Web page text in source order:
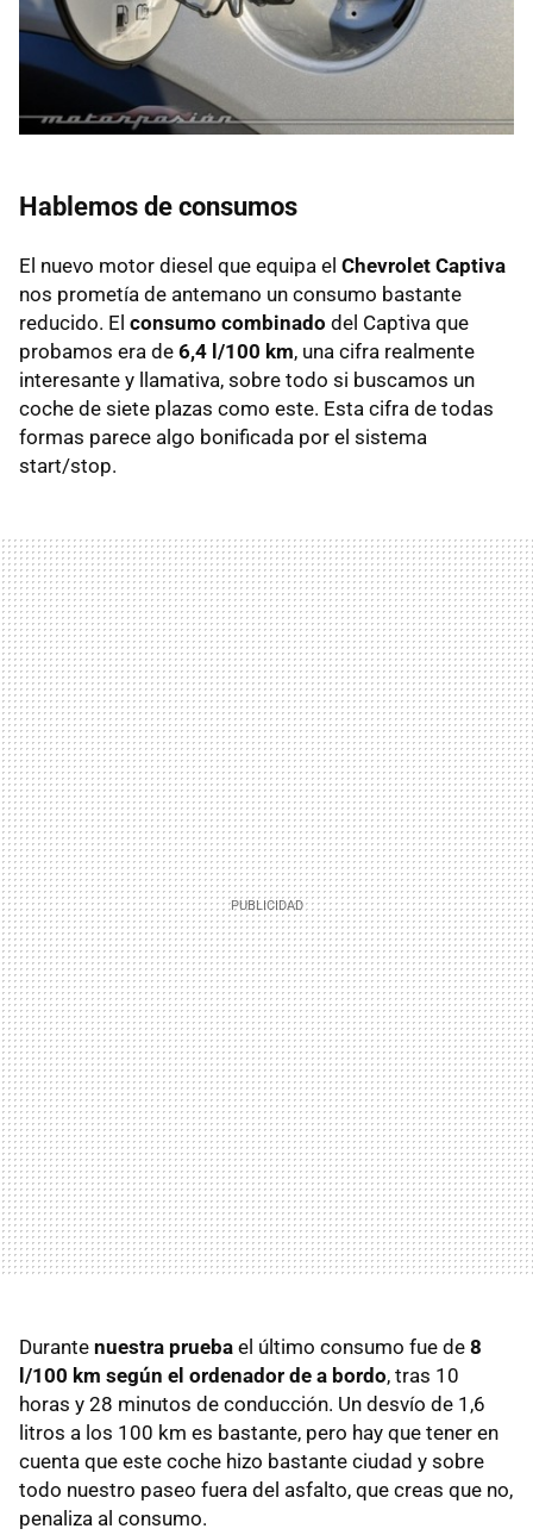
Hablemos de consumos
El nuevo motor diesel que equipa el Chevrolet Captiva
nos prometía de antemano un consumo bastante
reducido. El consumo combinado del Captiva que
probamos era de 6,4 l/100 km, una cifra realmente
interesante y llamativa, sobre todo si buscamos un
coche de siete plazas como este. Esta cifra de todas
formas parece algo bonificada por el sistema
start/stop.
Durante nuestra prueba el último consumo fue de 8
l/100 km según el ordenador de a bordo, tras 10
horas y 28 minutos de conducción. Un desvío de 1,6
litros a los 100 km es bastante, pero hay que tener en
cuenta que este coche hizo bastante ciudad y sobre
todo nuestro paseo fuera del asfalto, que creas que no,
penaliza al consumo.